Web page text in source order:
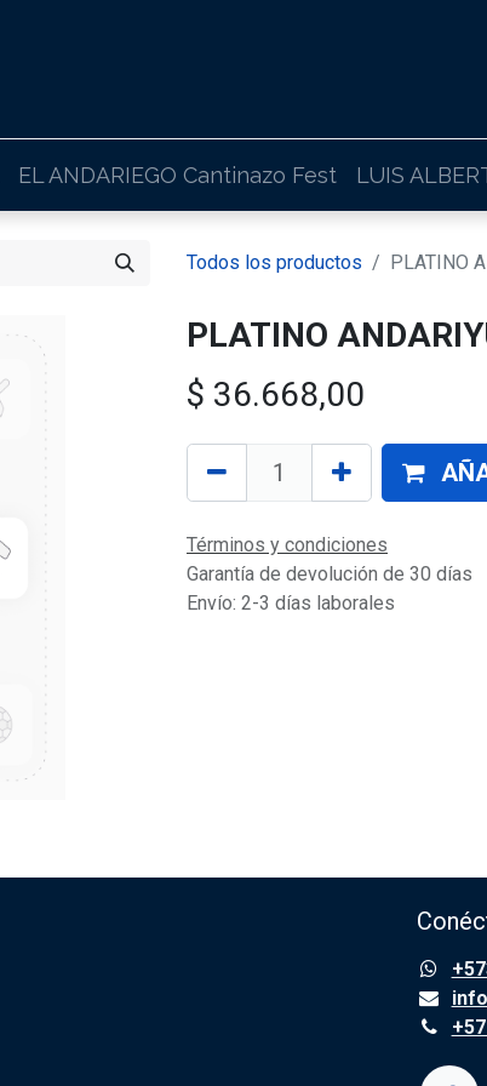
EL ANDARIEGO Cantinazo Fest LUIS
Todos los productos PLATINO
PLATINO
$ 36.668,00
Términos y condiciones
Garantía de devolución de 30 días
Envío: 2-3 días laborales